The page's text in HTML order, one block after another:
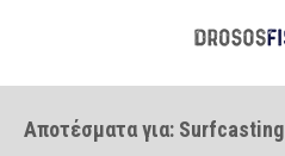
Αποτέσματα για: Surfcasting